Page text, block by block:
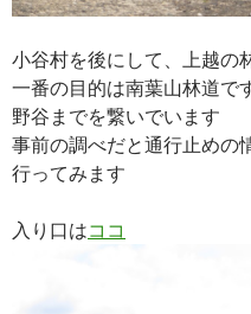
小谷村を後にして、上越の
一番の目的は南葉山林道で
野谷までを繋いでいます
事前の調べだと通行止めの
行ってみます
入り口はココ